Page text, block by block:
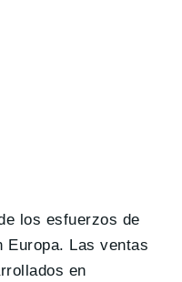
los esfuerzos de
Europa. Las ventas
en